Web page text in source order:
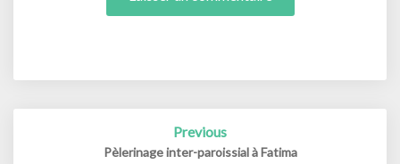
Previous
Pèlerinage inter-paroissial à Fatima